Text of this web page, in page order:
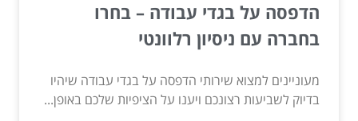
הדפסה על בגדי עבודה – בחרו
בחברה עם ניסיון רלוונטי
מעוניינים למצוא שירותי הדפסה על בגדי עבודה שיהיו
בדיוק לשביעות רצונכם ויענו על הציפיות שלכם באופן...